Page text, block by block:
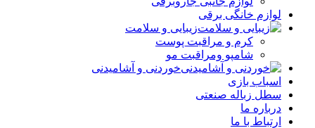
لوازم خانگی برقی
زیبایی و سلامت
کرم و مراقبت پوست
شامپو ومراقبت مو
خوردنی و آشامیدنی
اسباب بازی
سطل زباله صنعتی
درباره ما
ارتباط با ما